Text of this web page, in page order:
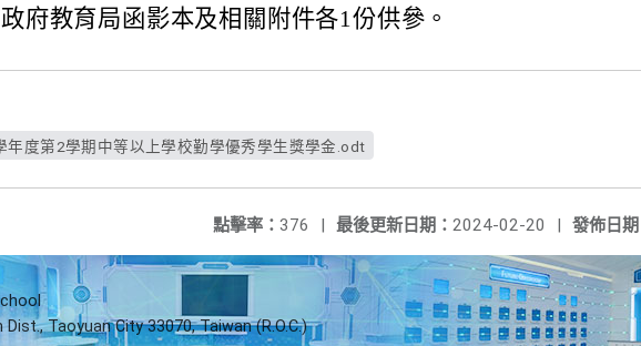
府教育局函影本及相關附件各1份供參。
年度第2學期中等以上學校勤學優秀學生獎學金.odt
發佈日期
最後更新日期： 2024-02-20 |
點擊率： 376 |
Taoyuan City 33070, Taiwan (R.O.C.)